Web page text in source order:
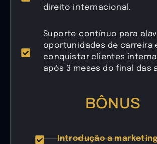
direito internacional.
Suporte contínuo para
oportunidades de carreira
conquistar clientes
após 3 meses do final das
BÔNUS
Introdução a